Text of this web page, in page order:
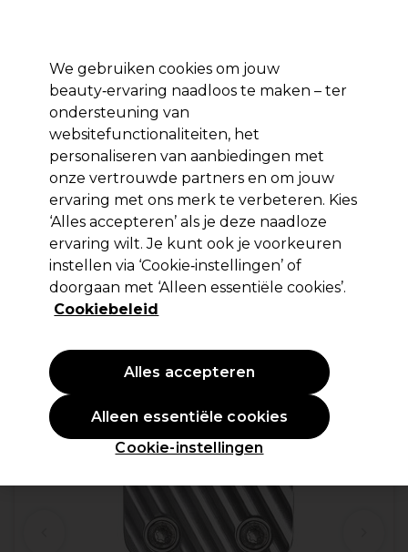
Aanmelden
Merken Deals 🌟 Haar Elektra Beauty
Volgende dag geleverd*
Na verzending, maandag t/m vrijdag
BaByliss PRO
BaByliss PRO Scherkopf 45 mm
FX8700E/RGE/FX8705E
(0)
We gebruiken cookies om jouw
beauty‑ervaring naadloos te maken – ter
ondersteuning van
websitefunctionaliteiten, het
personaliseren van aanbiedingen met
onze vertrouwde partners en om jouw
ervaring met ons merk te verbeteren. Kies
‘Alles accepteren’ als je deze naadloze
ervaring wilt. Je kunt ook je voorkeuren
instellen via ‘Cookie‑instellingen’ of
doorgaan met ‘Alleen essentiële cookies’.
Cookiebeleid
Cookie-instellingen
Alleen essentiële cookies
Alles accepteren